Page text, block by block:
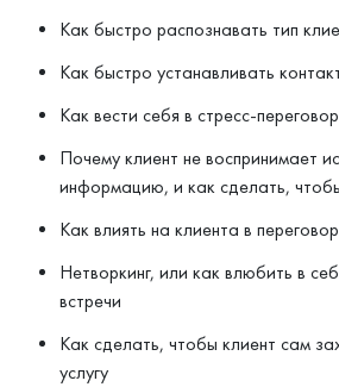
Как быстро распознавать тип
Как быстро устанавливать
Как вести себя в стресс-
Почему клиент не воспринимает
информацию, и как сделать,
Как влиять на клиента в
Нетворкинг, или как влюбить в
встречи
Как сделать, чтобы клиент сам
услугу